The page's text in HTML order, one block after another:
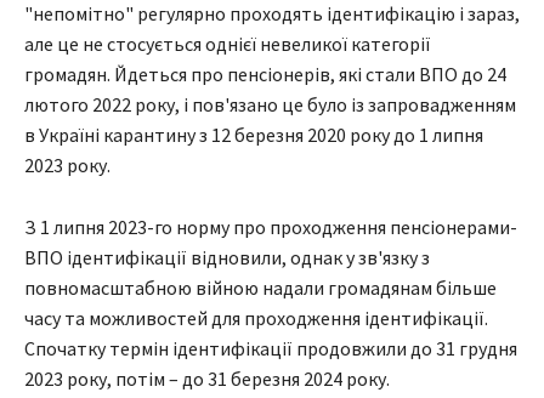
"непомітно" регулярно проходять ідентифікацію і зараз,
але це не стосується однієї невеликої категорії
громадян. Йдеться про пенсіонерів, які стали ВПО до 24
лютого 2022 року, і пов'язано це було із запровадженням
в Україні карантину з 12 березня 2020 року до 1 липня
2023 року.
З 1 липня 2023-го норму про проходження пенсіонерами-
ВПО ідентифікації відновили, однак у зв'язку з
повномасштабною війною надали громадянам більше
часу та можливостей для проходження ідентифікації.
Спочатку термін ідентифікації продовжили до 31 грудня
2023 року, потім – до 31 березня 2024 року.